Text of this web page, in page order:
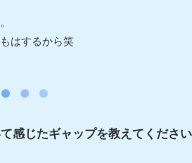
はするから笑
感じたギャップを教えてくださ